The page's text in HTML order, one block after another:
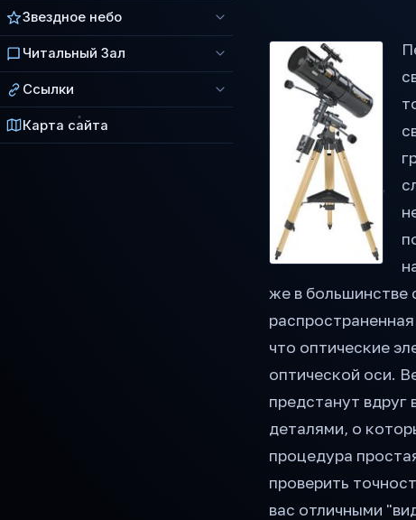
Звездное небо
Читальный Зал
Ссылки
Карта сайта
же в большинстве
что оптические
оптической оси.
предстанут вдруг
деталями, о
процедура
проверить
вас отличными